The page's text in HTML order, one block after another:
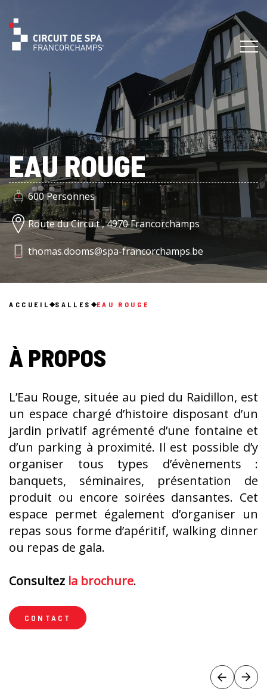
EAU ROUGE
600 Personnes
Route du Circuit , 4970 Francorchamps
thomas.dooms@spa-francorchamps.be
ACCUEIL SALLES EAU ROUGE
À PROPOS
L’Eau Rouge, située au pied du Raidillon, est
un espace chargé d’histoire disposant d’un
jardin privatif agrémenté d’une fontaine et
d’un parking à proximité. Il est possible d’y
organiser tous types d’évènements :
banquets, séminaires, présentation de
produit ou encore soirées dansantes. Cet
espace permet également d’organiser un
repas sous forme d’apéritif, walking dinner
ou repas de gala.
Consultez la brochure.
CONTACT